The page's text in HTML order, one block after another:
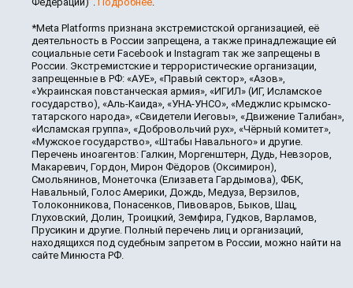
*Meta Platforms признана экстремистской организацией, её
деятельность в России запрещена, а также принадлежащие ей
социальные сети Facebook и Instagram так же запрещены в
России. Экстремистские и террористические организации,
запрещенные в РФ: «АУЕ», «Правый сектор», «Азов»,
«Украинская повстанческая армия», «ИГИЛ» (ИГ, Исламское
государство), «Аль-Каида», «УНА-УНСО», «Меджлис крымско-
татарского народа», «Свидетели Иеговы», «Движение Талибан»,
«Исламская группа», «Добровольчий рух», «Чёрный комитет»,
«Мужское государство», «Штабы Навального» и другие.
Перечень иноагентов: Галкин, Моргенштерн, Дудь, Невзоров,
Макаревич, Гордон, Мирон Фёдоров (Оксимирон),
Смольянинов, Монеточка (Елизавета Гардымова), ФБК,
Навальный, Голос Америки, Дождь, Медуза, Верзилов,
Толоконникова, Понасенков, Пивоваров, Быков, Шац,
Глуховский, Долин, Троицкий, Земфира, Гудков, Варламов,
Прусикин и другие. Полный перечень лиц и организаций,
находящихся под судебным запретом в России, можно найти на
сайте Минюста РФ.